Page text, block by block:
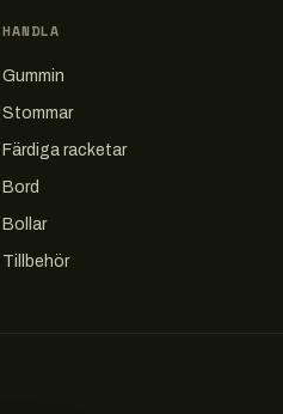
HANDLA
Gummin
Stommar
Färdiga racketar
Bord
Bollar
Tillbehör